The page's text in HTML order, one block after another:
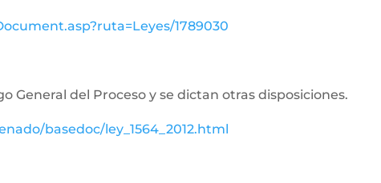
1789030
General del Proceso y se dictan otras disposiciones.
basedoc/ley_1564_2012.html